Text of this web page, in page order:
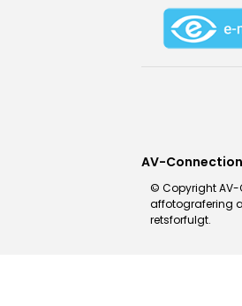
AV-
© Copyright AV-
affotografering
retsforfulgt.